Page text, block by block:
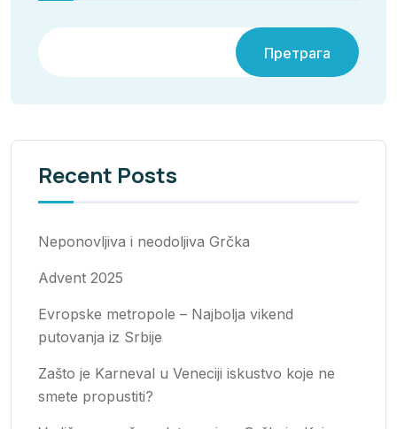
Претрага
Recent Posts
Neponovljiva i neodoljiva Grčka
Advent 2025
Evropske metropole – Najbolja vikend
putovanja iz Srbije
Zašto je Karneval u Veneciji iskustvo koje ne
smete propustiti?